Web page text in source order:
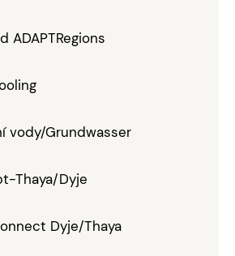
ADAPTRegions
vody/Grundwasser
Thaya/Dyje
Dyje/Thaya